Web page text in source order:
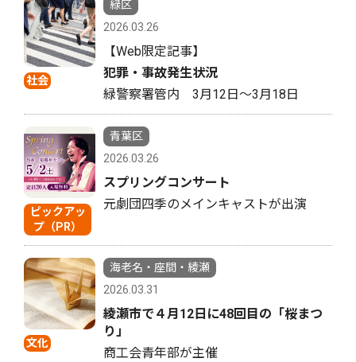
社会
緑区
2026.03.26
【Web限定記事】
犯罪・事故発生状況
緑警察署管内 3月12日〜3月18日
ピックアッ
プ（PR）
青葉区
2026.03.26
スプリングコンサート
元劇団四季のメインキャストが出演
文化
海老名・座間・綾瀬
2026.03.31
綾瀬市で４月12日に48回目の「桜まつ
り」
商工会青年部が主催